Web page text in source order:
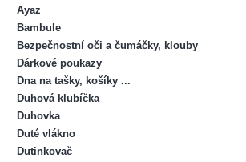
Ayaz
Bambule
Bezpečnostní oči a čumáčky, klouby
Dárkové poukazy
Dna na tašky, košíky ...
Duhová klubíčka
Duhovka
Duté vlákno
Dutinkovač